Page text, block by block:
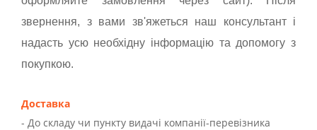
звернення, з вами зв'яжеться наш консультант і
надасть усю необхідну інформацію та допомогу з
покупкою.
Доставка
- До складу чи пункту видачі компанії-перевізника